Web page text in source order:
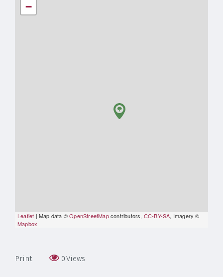
−
Leaflet | Map data ©OpenStreetMapcontributors, CC-BY-SA, Imagery ©
Mapbox
Print 0Views